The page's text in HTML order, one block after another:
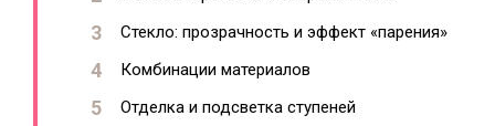
Стекло: прозрачность и эффект «парения»
Комбинации материалов
Отделка и подсветка ступеней